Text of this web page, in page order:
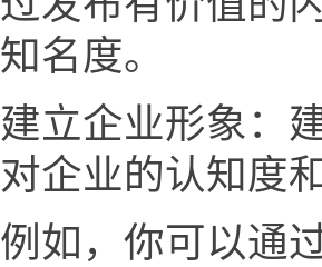
知名度。
建立企业形象：
对企业的认知度
例如，你可以通